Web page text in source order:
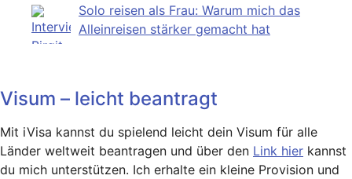
Solo reisen als Frau: Warum mich das
Alleinreisen stärker gemacht hat
Visum – leicht beantragt
Mit iVisa kannst du spielend leicht dein Visum für alle
Länder weltweit beantragen und über den Link hier kannst
du mich unterstützen. Ich erhalte ein kleine Provision und